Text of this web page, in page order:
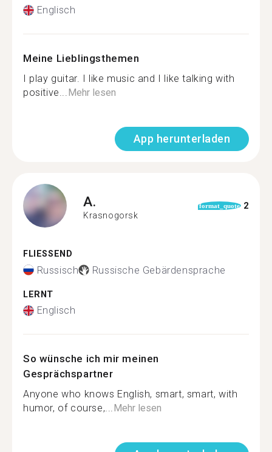
Englisch
Meine Lieblingsthemen
I play guitar. I like music and I like talking with
positive...Mehr lesen
App herunterladen
A.
Krasnogorsk
format_quote 2
FLIESSEND
Russisch Russische Gebärdensprache
LERNT
Englisch
So wünsche ich mir meinen
Gesprächspartner
Anyone who knows English, smart, smart, with
humor, of course,...Mehr lesen